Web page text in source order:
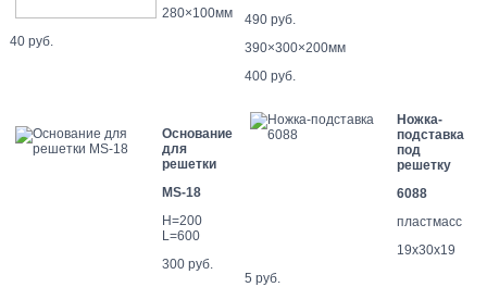
280×100мм
40 руб.
490 руб.
390×300×200мм
400 руб.
Основание
для
решетки
MS-18
H=200
L=600
300 руб.
Ножка-
подставка
под
решетку
6088
пластмасс
19х30х19
5 руб.